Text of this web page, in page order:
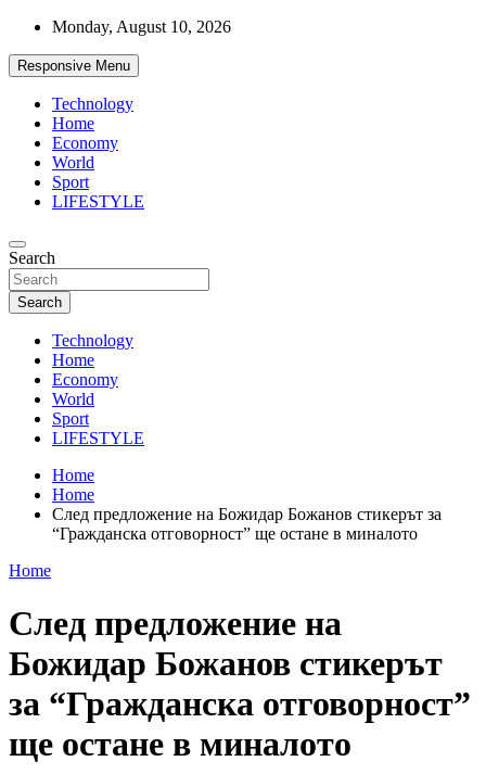
Skip
content
Monday, August 10, 2026
Responsive Menu
Technology
Home
Economy
World
Sport
LIFESTYLE
d7-news.com
News
Search
Search
Technology
Home
Economy
World
Sport
LIFESTYLE
Home
Home
След предложение на Божидар Божанов стикерът за
“Гражданска отговорност” ще остане в миналото
Home
След предложение на
Божидар Божанов стикерът
за “Гражданска отговорност”
ще остане в миналото